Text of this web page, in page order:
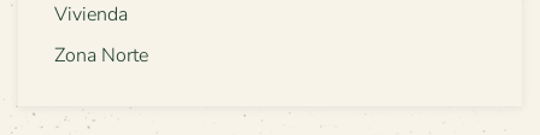
Vivienda
Zona Norte